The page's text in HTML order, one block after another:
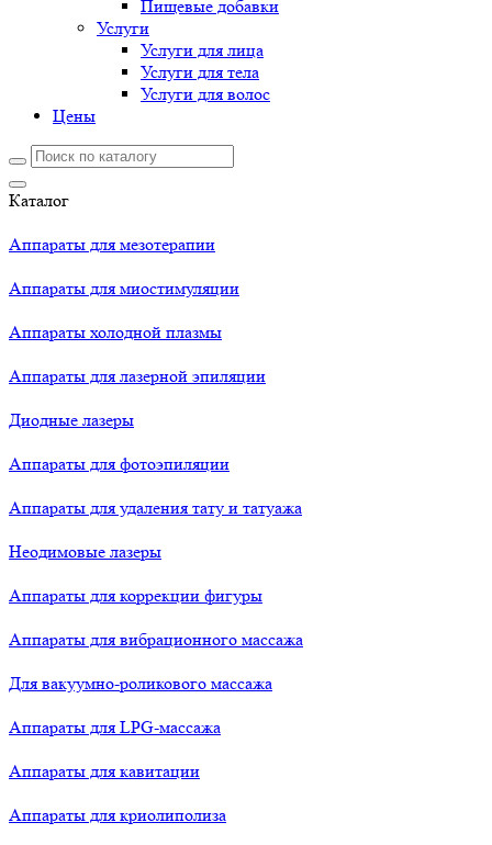
Пищевые добавки
Услуги
Услуги для лица
Услуги для тела
Услуги для волос
Цены
Каталог
Аппараты для мезотерапии
Аппараты для миостимуляции
Аппараты холодной плазмы
Аппараты для лазерной эпиляции
Диодные лазеры
Аппараты для фотоэпиляции
Аппараты для удаления тату и татуажа
Неодимовые лазеры
Аппараты для коррекции фигуры
Аппараты для вибрационного массажа
Для вакуумно-роликового массажа
Аппараты для LPG-массажа
Аппараты для кавитации
Аппараты для криолиполиза